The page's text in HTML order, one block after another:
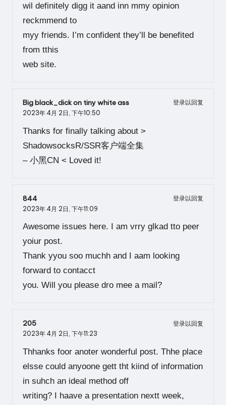
wil definitely digg it aand inn mmy opinion
reckmmend to
myy friends. I’m confident they’ll be benefited
from tthis
web site.
Big black_dick on tiny white ass
登录以回复
2023年 4月 2日, 下午10:50
Thanks for finally talking about >
ShadowsocksR/SSR客户端全集
– 小黑CN < Loved it!
844
登录以回复
2023年 4月 2日, 下午11:09
Awesome issues here. I am vrry glkad tto peer
yoiur post.
Thank yyou soo muchh and I aam looking
forward to contacct
you. Will you please dro mee a mail?
205
登录以回复
2023年 4月 2日, 下午11:23
Thhanks foor anoter wonderful post. Thhe place
elsse could anyoone gett tht kiind of information
in suhch an ideal method off
writing? I haave a presentation nextt week,